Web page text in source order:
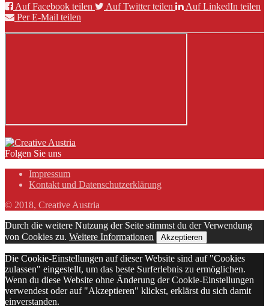
Auf Facebook teilen
Auf Twitter teilen
Auf LinkedIn teilen
Per E-Mail teilen
Folgen Sie uns
Impressum
Kontakt und Datenschutzerklärung
© 2018, Creative Austria
Durch die weitere Nutzung der Seite stimmst du der Verwendung
von Cookies zu. Weitere Informationen Akzeptieren
Die Cookie-Einstellungen auf dieser Website sind auf "Cookies
zulassen" eingestellt, um das beste Surferlebnis zu ermöglichen.
Wenn du diese Website ohne Änderung der Cookie-Einstellungen
verwendest oder auf "Akzeptieren" klickst, erklärst du sich damit
einverstanden.